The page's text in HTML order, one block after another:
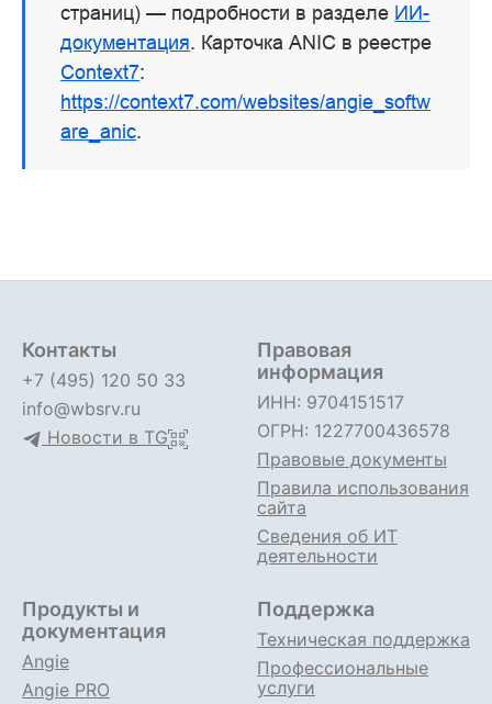
страниц) — подробности в разделе ИИ-
документация. Карточка ANIC в реестре
Context7:
https://context7.com/websites/angie_softw
are_anic.
Контакты
+7 (495) 120 50 33
info@wbsrv.ru
Новости в TG
Правовая
информация
ИНН: 9704151517
ОГРН: 1227700436578
Правовые документы
Правила использования
сайта
Сведения об ИТ
деятельности
Продукты и
документация
Angie
Angie PRO
Поддержка
Техническая поддержка
Профессиональные
услуги